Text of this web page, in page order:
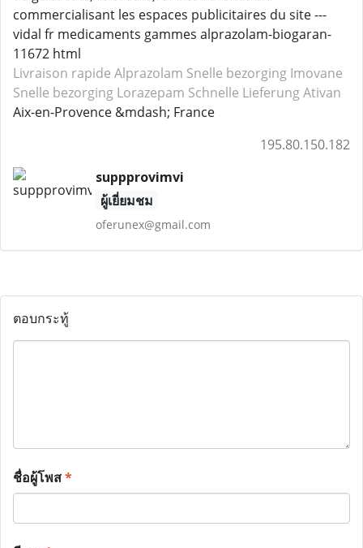
commercialisant les espaces publicitaires du site ---
vidal fr medicaments gammes alprazolam-biogaran-
11672 html
Livraison rapide Alprazolam Snelle bezorging Imovane
Snelle bezorging Lorazepam Schnelle Lieferung Ativan
Aix-en-Provence &mdash; France
195.80.150.182
suppprovimvi
ผู้เยี่ยมชม
oferunex@gmail.com
ตอบกระทู้
ชื่อผู้โพส*